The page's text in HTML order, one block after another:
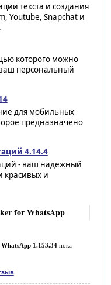
текста и создания
Youtube, Snapchat и
которого можно
персональный
для мобильных
предназначено
4.14.4
- ваш надежный
красивых и
for WhatsApp
1.153.34пока